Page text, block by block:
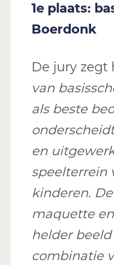
1e plaats:
Boerdonk
De jury zegt
van
als beste
en
speelterrein
kinderen.
maquette
helder
combinatie